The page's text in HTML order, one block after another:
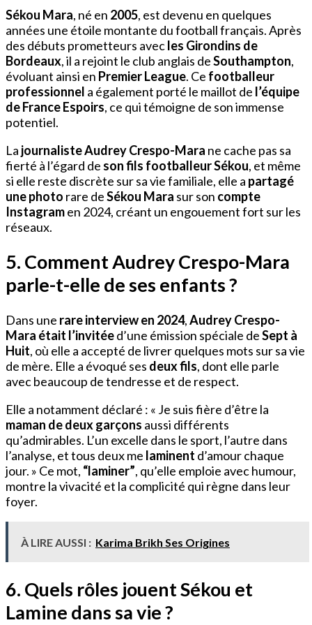
Sékou Mara, né en 2005, est devenu en quelques
années une étoile montante du football français. Après
des débuts prometteurs avecles Girondins de
Bordeaux, il a rejoint le club anglais deSouthampton,
évoluant ainsi en Premier League. Ce footballeur
professionnel a également porté le maillot de l’équipe
de France Espoirs, ce qui témoigne de son immense
potentiel.
La journaliste Audrey Crespo-Mara ne cache pas sa
fierté à l’égard de son fils footballeur Sékou, et même
si elle reste discrète sur sa vie familiale, elle a partagé
une photo rare deSékou Mara sur son compte
Instagramen 2024, créant un engouement fort sur les
réseaux.
5. Comment Audrey Crespo-Mara
parle-t-elle de ses enfants ?
Dans une rare interview en 2024,Audrey Crespo-
Mara était l’invitéed’une émission spéciale deSept à
Huit, où elle a accepté de livrer quelques mots sur sa vie
de mère. Elle a évoqué ses deux fils, dont elle parle
avec beaucoup de tendresse et de respect.
Elle a notamment déclaré : « Je suis fière d’être la
maman de deux garçons aussi différents
qu’admirables. L’un excelle dans le sport, l’autre dans
l’analyse, et tous deux me laminent d’amour chaque
jour. » Ce mot, “laminer”, qu’elle emploie avec humour,
montre la vivacité et la complicité qui règne dans leur
foyer.
À LIRE AUSSI : Karima Brikh Ses Origines
6. Quels rôles jouent Sékou et
Lamine dans sa vie ?